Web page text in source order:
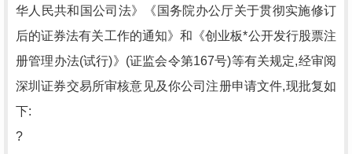
华人民共和国公司法》《国务院办公厅关于贯彻实施修订
后的证券法有关工作的通知》和《创业板*公开发行股票注
册管理办法(试行)》(证监会令第167号)等有关规定,经审阅
深圳证券交易所审核意见及你公司注册申请文件,现批复如
下:
?